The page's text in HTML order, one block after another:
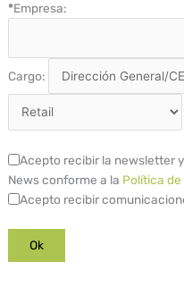
*Empresa:
Cargo:
Acepto recibir la newsletter
News conforme a la Política
Acepto recibir